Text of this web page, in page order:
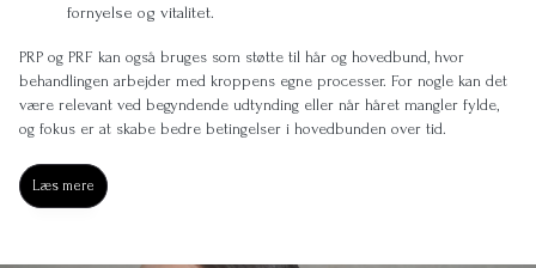
fornyelse og vitalitet.
PRP og PRF kan også bruges som støtte til hår og hovedbund, hvor
behandlingen arbejder med kroppens egne processer. For nogle kan det
være relevant ved begyndende udtynding eller når håret mangler fylde,
og fokus er at skabe bedre betingelser i hovedbunden over tid.
Læs mere